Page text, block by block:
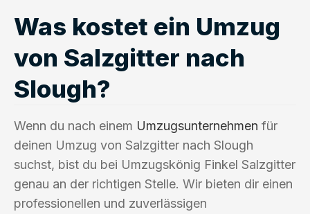
Was kostet ein Umzug
von Salzgitter nach
Slough?
Wenn du nach einem Umzugsunternehmen für
deinen Umzug von Salzgitter nach Slough
suchst, bist du bei Umzugskönig Finkel Salzgitter
genau an der richtigen Stelle. Wir bieten dir einen
professionellen und zuverlässigen